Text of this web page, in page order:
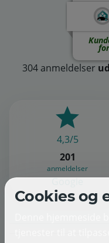
304 anmeldelser
4,3/5
201
anmeldelser
Google
Cookies og